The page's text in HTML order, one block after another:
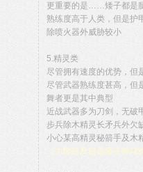
更重要的是……矮子都是
熟练度高于人类，但是护
除喷火器外威胁较小
5.精灵类
尽管拥有速度的优势，但
尽管武器熟练度甚高，
舞者更是其中典型
近战武器多为刀剑，无破
步兵除木精灵长矛兵外欠
小心某高精灵秘箭手及木
（力能箭及超远爆头神马